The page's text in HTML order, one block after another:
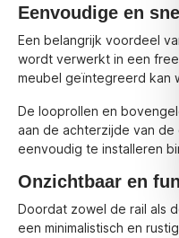
Eenvoudige en
Een belangrijk voordeel
wordt verwerkt in een
meubel geïntegreerd kan
De looprollen en
aan de achterzijde van de
eenvoudig te installeren
Onzichtbaar en
Doordat zowel de rail als
een minimalistisch en